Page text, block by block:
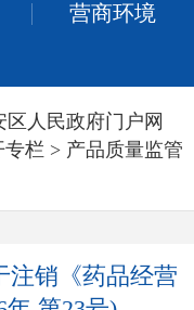
营商环境
区人民政府门户网
专栏 > 产品质量监管
注销《药品经营